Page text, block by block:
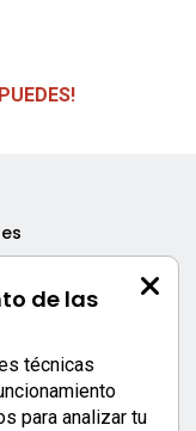
de las
técnicas
para analizar tu